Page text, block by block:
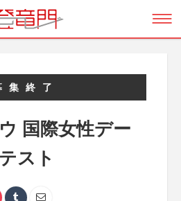
集終了
国際女性デー
スト